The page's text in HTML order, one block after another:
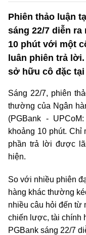
Phiên thảo luận
sáng 22/7 diễn
10 phút với một
luân phiên trả
sở hữu cô đặc
Sáng 22/7, phiên
thường của Ngân
(PGBank -
khoảng 10 phút. Chỉ
phần trả lời được
hiện.
So với nhiều phiên
hàng khác thường
nhiều câu hỏi đến từ
chiến lược, tài chính
PGBank sáng 22/7